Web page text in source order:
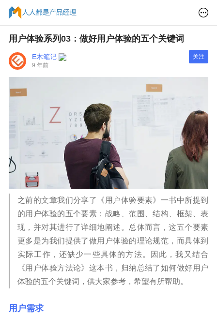
用户体验系列03：做好用户体验的五个关键词
E木笔记
9 年前
关注
之前的文章我们分享了《用户体验要素》一书中所提到
的用户体验的五个要素：战略、范围、结构、框架、表
现，并对其进行了详细地阐述。总体而言，这五个要素
更多是为我们提供了做用户体验的理论规范，而具体到
实际工作，还缺少一些具体的方法。因此，我又结合
《用户体验方法论》这本书，归纳总结了如何做好用户
体验的五个关键词，供大家参考，希望有所帮助。
用户需求